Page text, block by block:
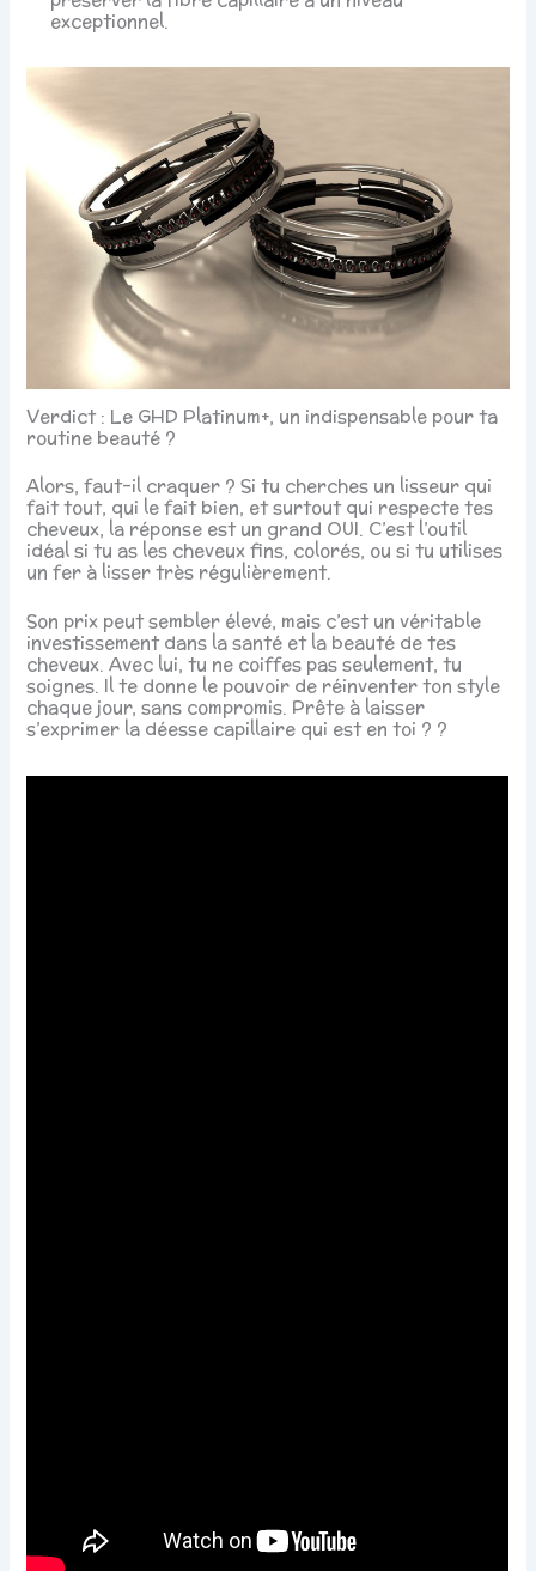
exceptionnel.
Verdict : Le GHD Platinum+, un indispensable pour ta
routine beauté ?
Alors, faut-il craquer ? Si tu cherches un lisseur qui
fait tout, qui le fait bien, et surtout qui respecte tes
cheveux, la réponse est un grand OUI. C’est l’outil
idéal si tu as les cheveux fins, colorés, ou si tu utilises
un fer à lisser très régulièrement.
Son prix peut sembler élevé, mais c’est un véritable
investissement dans la santé et la beauté de tes
cheveux. Avec lui, tu ne coiffes pas seulement, tu
soignes. Il te donne le pouvoir de réinventer ton style
chaque jour, sans compromis. Prête à laisser
s’exprimer la déesse capillaire qui est en toi ? ?